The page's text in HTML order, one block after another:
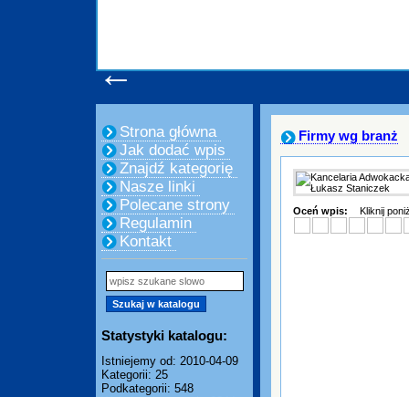
←
Strona główna
Jak dodać wpis
Znajdź kategorię
Nasze linki
Polecane strony
Regulamin
Kontakt
Statystyki katalogu:
Istniejemy od: 2010-04-09
Kategorii: 25
Podkategorii: 548
Firmy wg branż
Oceń wpis: Kliknij